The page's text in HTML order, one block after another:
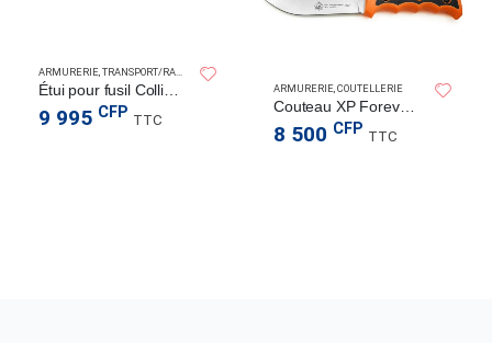
ARMURERIE TRANSPORT/RANGEMENT
9 995 CFP TTC
ARMURERIE COUTELLERIE
Couteau XP Forever Knife
8 500 CFP TTC